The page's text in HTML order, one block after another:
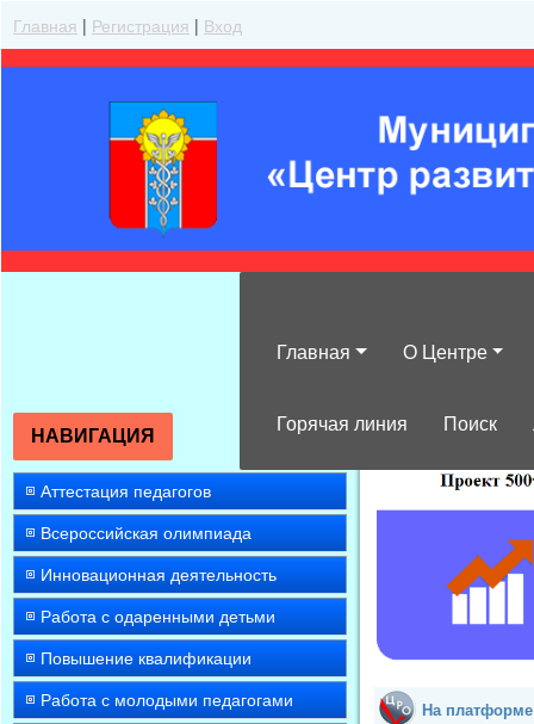
Главная | Регистрация | Вход
Главная О Центре
Горячая линия Поиск
НАВИГАЦИЯ
Аттестация педагогов
Всероссийская олимпиада
Инновационная деятельность
Работа с одаренными детьми
Повышение квалификации
Работа с молодыми педагогами
На